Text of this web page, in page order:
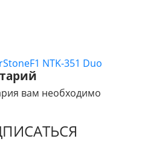
NTK-351 Duo
вам необходимо